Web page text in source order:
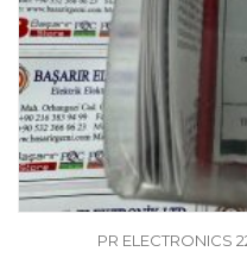
PR ELECTRONICS